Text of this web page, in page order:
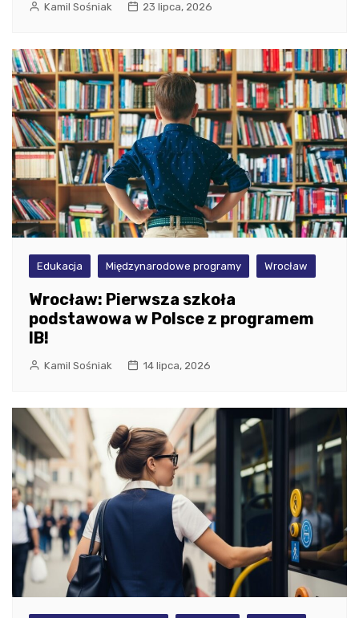
Kamil Sośniak 23 lipca, 2026
Edukacja Międzynarodowe programy Wrocław
Wrocław: Pierwsza szkoła
podstawowa w Polsce z programem
IB!
Kamil Sośniak 14 lipca, 2026